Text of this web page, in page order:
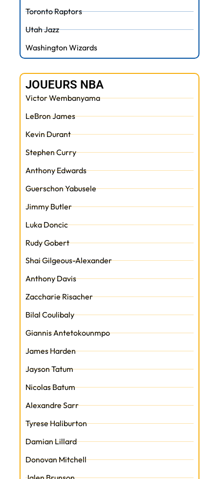
Toronto Raptors
Utah Jazz
Washington Wizards
JOUEURS NBA
Victor Wembanyama
LeBron James
Kevin Durant
Stephen Curry
Anthony Edwards
Guerschon Yabusele
Jimmy Butler
Luka Doncic
Rudy Gobert
Shai Gilgeous-Alexander
Anthony Davis
Zaccharie Risacher
Bilal Coulibaly
Giannis Antetokounmpo
James Harden
Jayson Tatum
Nicolas Batum
Alexandre Sarr
Tyrese Haliburton
Damian Lillard
Donovan Mitchell